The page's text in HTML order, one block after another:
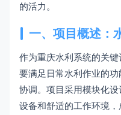
的活力。
一、项目概述：
作为重庆水利系统的关
要满足日常水利作业的
协调。项目采用模块化
设备和舒适的工作环境